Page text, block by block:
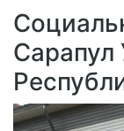
Сарапул